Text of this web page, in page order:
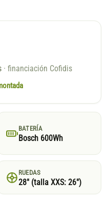
· financiación Cofidis
BATERÍA
Bosch 600Wh
RUEDAS
28″ (talla XXS: 26″)